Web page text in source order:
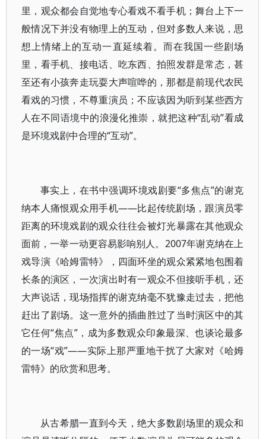
里，观众都会自觉地专心看戏不看手机；舞台上下一
般情况下并没有物理上的互动，但对多数人来说，思
想上情绪上的互动一直延续着。而在我国一些剧场
里，看手机、接电话、吃东西、拍照发群是常态，甚
至还有小孩奔走玩耍大声喧哗的，那都是前现代农民
看戏的习惯，不尊重演员；不应该因为听到某些西方
人在不同语境中的浪漫化推崇，就把这种“乱动”看成
是环境戏剧中合理的“互动”。
事实上，在书中强调环境戏剧要“多焦点”的谢克
纳本人痛恨观众用手机——比起传统剧场，跟演员零
距离的环境戏剧的观众往往会被灯光暴露在其他观众
面前，一举一动更容易影响别人。2007年谢克纳在上
戏导演《哈姆雷特》，四面环坐的观众紧紧地包围着
长条的演区，一次演出时有一观众不但接听手机，还
大声说话，现场指挥的谢克纳毫不犹豫走过去，把他
赶出了剧场。这一意外的插曲胜过了当时演区中的其
它任何“焦点”，成为多数观众印象最深、也谈论最多
的一场“戏”——实际上那严重地干扰了大家对《哈姆
雷特》的欣赏和思考。
从古希腊一直到今天，绝大多数剧场里的观众和